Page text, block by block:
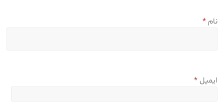
نام*
ایمیل*